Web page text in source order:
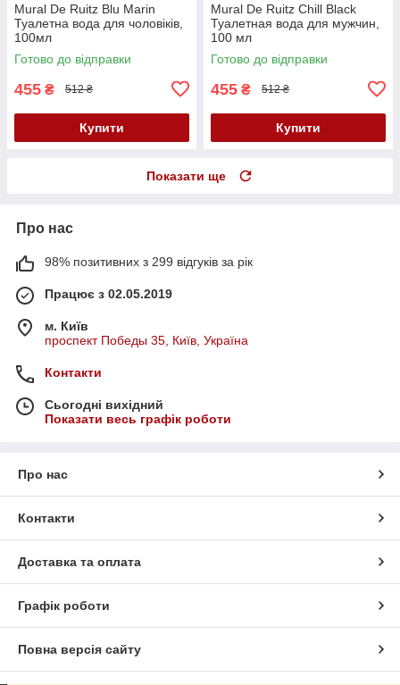
Mural De Ruitz Blu Marin
Туалетна вода для чоловіків,
100мл
Готово до відправки
455 ₴ 512 ₴
Купити
Mural De Ruitz Chill Black
Туалетная вода для мужчин,
100 мл
Готово до відправки
455 ₴ 512 ₴
Купити
Показати ще
Про нас
98% позитивних з 299 відгуків за рік
Працює з 02.05.2019
м. Київ
проспект Победы 35, Київ, Україна
Контакти
Сьогодні вихідний
Показати весь графік роботи
Про нас
Контакти
Доставка та оплата
Графік роботи
Повна версія сайту